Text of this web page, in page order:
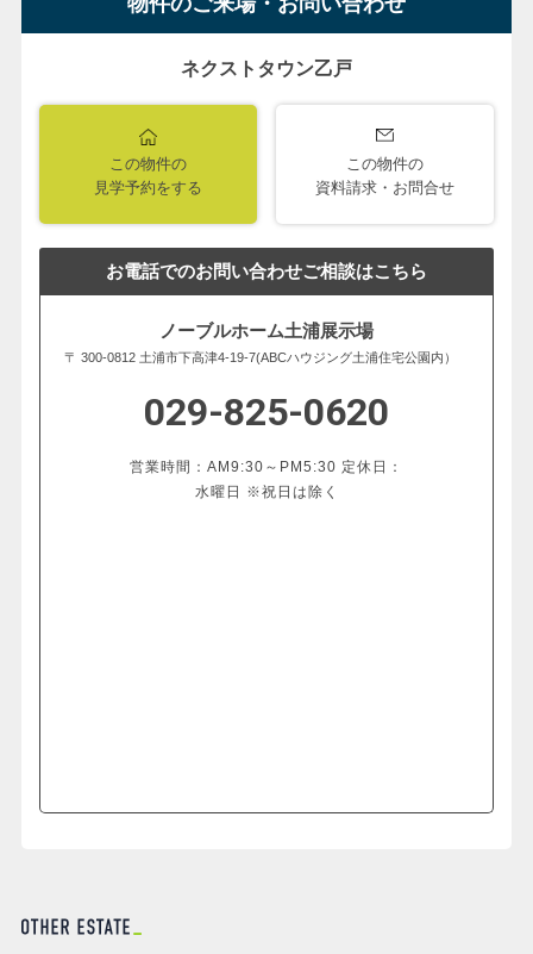
ネクストタウン乙戸
この物件の
見学予約をする
この物件の
資料請求・お問合せ
お電話でのお問い合わせご相談はこちら
ノーブルホーム土浦展示場
〒 300-0812 土浦市下高津4-19-7(ABCハウジング土浦住宅公園内）
029-825-0620
営業時間：AM9:30～PM5:30 定休日：
水曜日 ※祝日は除く